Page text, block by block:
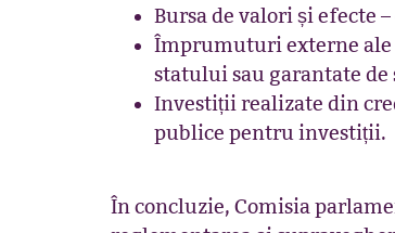
Bursa de valori și efecte
Împrumuturi externe ale
statului sau garantate de
Investiții realizate din
publice pentru investiții.
În concluzie, Comisia